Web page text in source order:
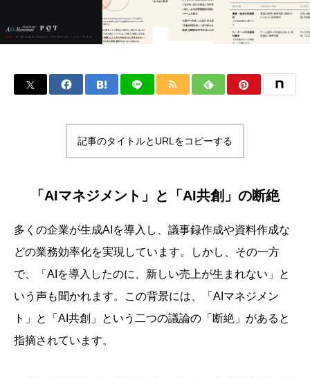
記事のタイトルとURLをコピーする
「AIマネジメント」と「AI共創」の断絶
多くの企業が生成AIを導入し、議事録作成や資料作成な
どの業務効率化を実現しています。しかし、その一方
で、「AIを導入したのに、新しい売上が生まれない」と
いう声も聞かれます。この背景には、「AIマネジメン
ト」と「AI共創」という二つの議論の「断絶」があると
指摘されています。